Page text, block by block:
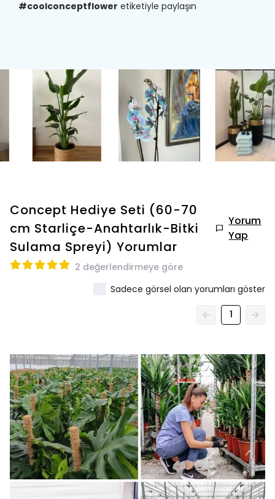
#coolconceptflower etiketiyle paylaşın
Concept Hediye Seti (60-70
cm Starliçe-Anahtarlık-Bitki
Sulama Spreyi) Yorumlar
Yorum
Yap
2 değerlendirmeye göre
Sadece görsel olan yorumları göster
1